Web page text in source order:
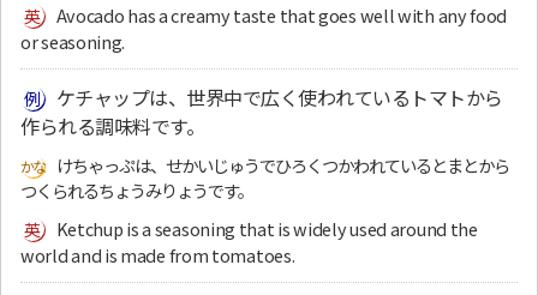
Avocado has a creamy taste that goes well with any food
or seasoning.
ケチャップは、世界中で広く使われているトマトから
作られる調味料です。
けちゃっぷは、せかいじゅうでひろくつかわれているとまとから
つくられるちょうみりょうです。
Ketchup is a seasoning that is widely used around the
world and is made from tomatoes.